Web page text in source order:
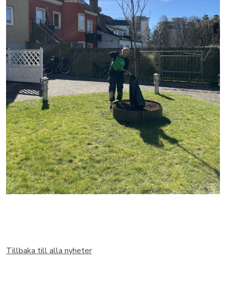
Tillbaka till alla nyheter